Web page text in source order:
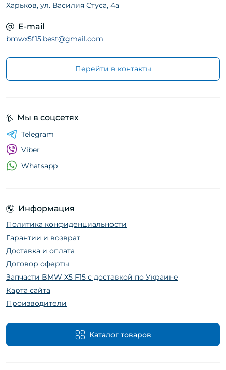
Харьков, ул. Василия Стуса, 4а
E-mail
bmwx5f15.best@gmail.com
Перейти в контакты
Информация
Политика конфиденциальности
Гарантии и возврат
Доставка и оплата
Договор оферты
Запчасти BMW X5 F15 с доставкой по Украине
Карта сайта
Производители
Каталог товаров
Мы в соцсетях
Telegram
Viber
Whatsapp